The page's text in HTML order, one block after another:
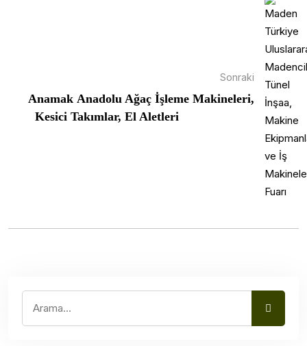
Sonraki
Anamak Anadolu Ağaç İşleme Makineleri,
Kesici Takımlar, El Aletleri